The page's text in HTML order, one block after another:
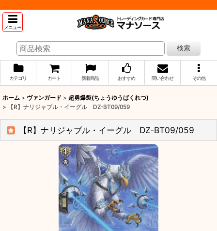
メニュー
検索
カテゴリ カート 新着商品 おすすめ 問い合わせ その他
ホーム > ヴァンガード > 超勇爆裂(ちょうゆうばくれつ)
>
【R】ナリジャブル・イーグル DZ-BT09/059
【R】ナリジャブル・イーグル DZ-BT09/059